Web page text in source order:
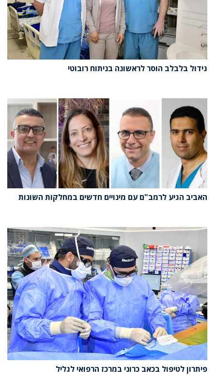
גידול בלבלב הוסר לראשונה בניתוח רובוטי
האביב הגיע לרמב"ם עם מינויים חדשים במחלקות השונות
פיתרון לטיפול בכאב כרוני במרכז הרפואי לגליל